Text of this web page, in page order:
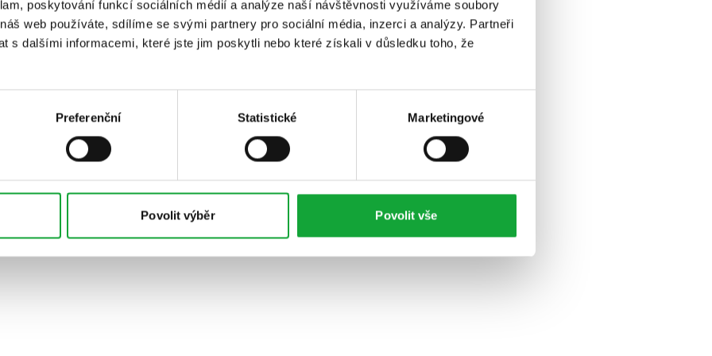
poskytování funkcí sociálních médií a analýze naší návštěvnosti využíváme soubory
web používáte, sdílíme se svými partnery pro sociální média, inzerci a analýzy. Partneři
s dalšími informacemi, které jste jim poskytli nebo které získali v důsledku toho, že
Preferenční Statistické Marketingové
Povolit výběr Povolit vše